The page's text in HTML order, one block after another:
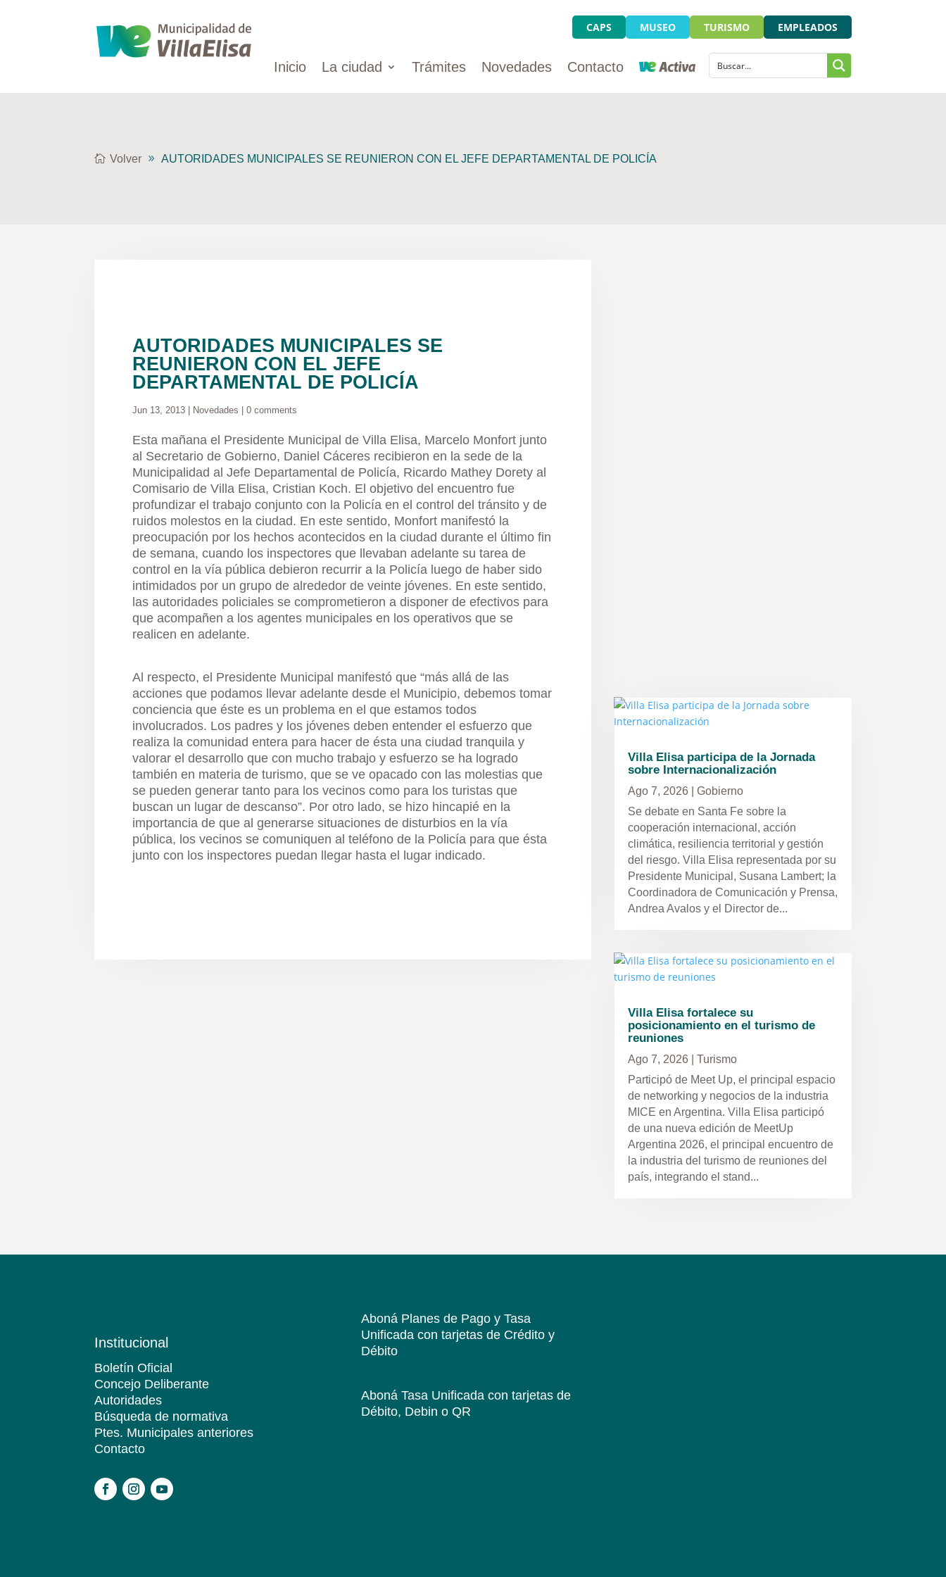
CAPS MUSEO TURISMO EMPLEADOS
Inicio La ciudad Trámites Novedades Contacto
Volver AUTORIDADES MUNICIPALES SE REUNIERON CON EL JEFE DEPARTAMENTAL DE POLICÍA
AUTORIDADES MUNICIPALES SE
REUNIERON CON EL JEFE
DEPARTAMENTAL DE POLICÍA
Jun 13, 2013 Novedades |0 comments
Esta mañana el Presidente Municipal de Villa Elisa, Marcelo Monfort junto
al Secretario de Gobierno, Daniel Cáceres recibieron en la sede de la
Municipalidad al Jefe Departamental de Policía, Ricardo Mathey Dorety al
Comisario de Villa Elisa, Cristian Koch. El objetivo del encuentro fue
profundizar el trabajo conjunto con la Policía en el control del tránsito y de
ruidos molestos en la ciudad. En este sentido, Monfort manifestó la
preocupación por los hechos acontecidos en la ciudad durante el último fin
de semana, cuando los inspectores que llevaban adelante su tarea de
control en la vía pública debieron recurrir a la Policía luego de haber sido
intimidados por un grupo de alrededor de veinte jóvenes. En este sentido,
las autoridades policiales se comprometieron a disponer de efectivos para
que acompañen a los agentes municipales en los operativos que se
realicen en adelante.
Al respecto, el Presidente Municipal manifestó que “más allá de las
acciones que podamos llevar adelante desde el Municipio, debemos tomar
conciencia que éste es un problema en el que estamos todos
involucrados. Los padres y los jóvenes deben entender el esfuerzo que
realiza la comunidad entera para hacer de ésta una ciudad tranquila y
valorar el desarrollo que con mucho trabajo y esfuerzo se ha logrado
también en materia de turismo, que se ve opacado con las molestias que
se pueden generar tanto para los vecinos como para los turistas que
buscan un lugar de descanso”. Por otro lado, se hizo hincapié en la
importancia de que al generarse situaciones de disturbios en la vía
pública, los vecinos se comuniquen al teléfono de la Policía para que ésta
junto con los inspectores puedan llegar hasta el lugar indicado.
Villa Elisa participa de la Jornada
sobre Internacionalización
Ago 7, 2026| Gobierno
Se debate en Santa Fe sobre la
cooperación internacional, acción
climática, resiliencia territorial y gestión
del riesgo. Villa Elisa representada por su
Presidente Municipal, Susana Lambert; la
Coordinadora de Comunicación y Prensa,
Andrea Avalos y el Director de...
Villa Elisa fortalece su
posicionamiento en el turismo de
reuniones
Ago 7, 2026| Turismo
Participó de Meet Up, el principal espacio
de networking y negocios de la industria
MICE en Argentina. Villa Elisa participó
de una nueva edición de MeetUp
Argentina 2026, el principal encuentro de
la industria del turismo de reuniones del
país, integrando el stand...
Institucional
Boletín Oficial
Concejo Deliberante
Autoridades
Búsqueda de normativa
Ptes. Municipales anteriores
Contacto
Aboná Planes de Pago y Tasa
Unificadacon tarjetas de Crédito y
Débito
Aboná Tasa Unificadacon tarjetas de
Débito, Debin o QR